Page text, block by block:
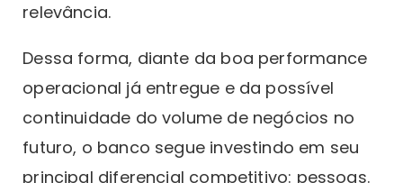
relevância.
Dessa forma, diante da boa performance
operacional já entregue e da possível
continuidade do volume de negócios no
futuro, o banco segue investindo em seu
principal diferencial competitivo: pessoas.